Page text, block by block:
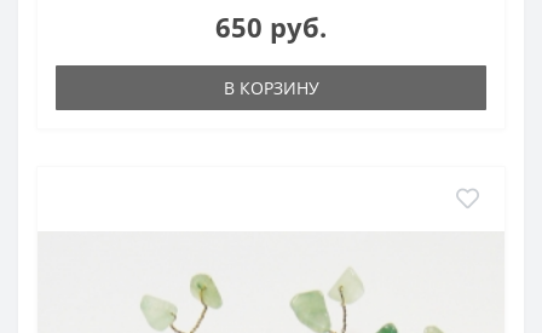
650 руб.
В КОРЗИНУ